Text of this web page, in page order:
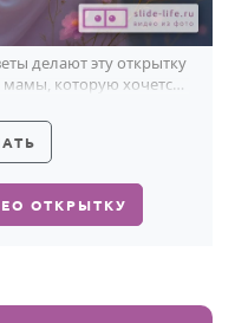
делают эту открытку
мамы, которую хочется
ОТКРЫТКУ